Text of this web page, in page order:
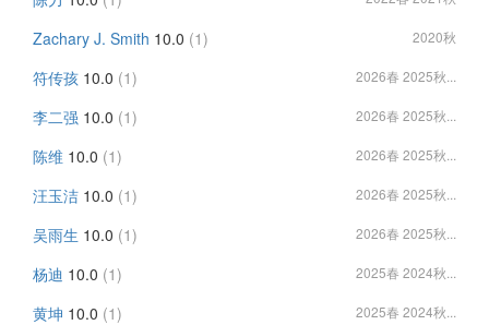
Zachary J. Smith 10.0 (1) 2020秋
符传孩 10.0 (1) 2026春 2025秋...
李二强 10.0 (1) 2026春 2025秋...
陈维 10.0 (1) 2026春 2025秋...
汪玉洁 10.0 (1) 2026春 2025秋...
吴雨生 10.0 (1) 2026春 2025秋...
杨迪 10.0 (1) 2025春 2024秋...
黄坤 10.0 (1) 2025春 2024秋...